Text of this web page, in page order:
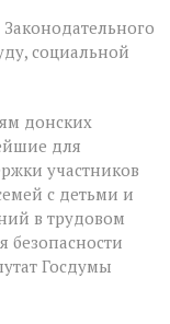
социальной
донских
для
участников
с детьми и
в трудовом
безопасности
Госдумы